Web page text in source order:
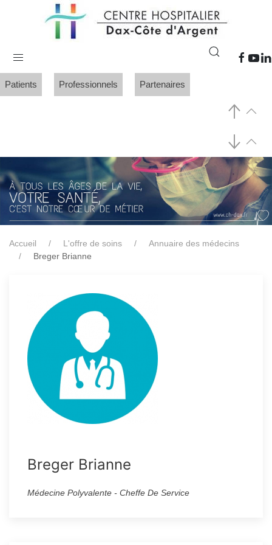
Patients Professionnels Partenaires
Accueil L'offre de soins
Annuaire des médecins
Breger Brianne
Breger Brianne
Médecine Polyvalente - Cheffe De Service